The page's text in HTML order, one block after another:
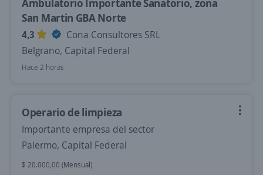
Ambulatorio Importante Sanatorio, zona
San Martin GBA Norte
4,3
Cona Consultores SRL
Belgrano, Capital Federal
Hace 2 horas
Operario de limpieza
Importante empresa del sector
Palermo, Capital Federal
$ 20.000,00 (Mensual)